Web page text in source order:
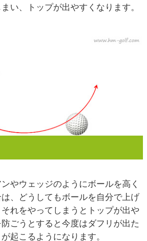
い、トップが出やすくなります。
やウェッジのようにボールを高く
、どうしてもボールを自分で上げ
れをやってしまうとトップが出や
ごうとすると今度はダフリが出た
起こるようになります。